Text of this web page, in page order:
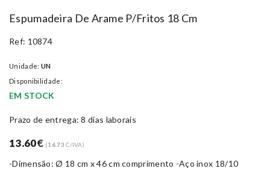
Espumadeira De Arame P/fritos 18 Cm
Ref: 10874
Unidade: UN
Disponibilidade:
EM STOCK
Prazo de entrega: 8 dias laborais
13.60€ (16.73 C/IVA)
-Dimensão: Ø 18 cm x 46 cm comprimento -Aço inox 18/10